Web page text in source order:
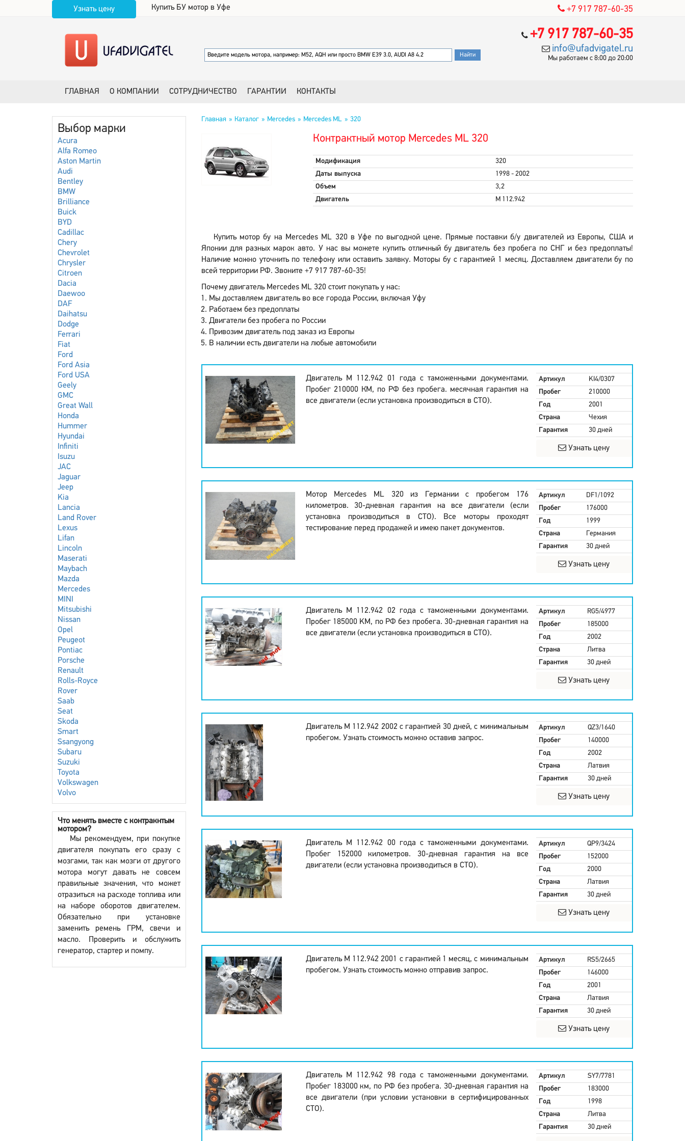
Узнать цену Купить БУ мотор в Уфе +7 917 787-60-35
+7 917 787-60-35
info@ufadvigatel.ru
Мы работаем с 8:00 до 20:00
ГЛАВНАЯ О КОМПАНИИ СОТРУДНИЧЕСТВО ГАРАНТИИ КОНТАКТЫ
Выбор марки
Acura
Alfa Romeo
Aston Martin
Audi
Bentley
BMW
Brilliance
Buick
BYD
Cadillac
Chery
Chevrolet
Chrysler
Citroen
Dacia
Daewoo
DAF
Daihatsu
Dodge
Ferrari
Fiat
Ford
Ford Asia
Ford USA
Geely
GMC
Great Wall
Honda
Hummer
Hyundai
Infiniti
Isuzu
JAC
Jaguar
Jeep
Kia
Lancia
Land Rover
Lexus
Lifan
Lincoln
Maserati
Maybach
Mazda
Mercedes
MINI
Mitsubishi
Nissan
Opel
Peugeot
Pontiac
Porsche
Renault
Rolls-Royce
Rover
Saab
Seat
Skoda
Smart
Ssangyong
Subaru
Suzuki
Toyota
Volkswagen
Volvo
Что менять вместе с контракнтым
мотором?
Мы рекомендуем, при покупке
двигателя покупать его сразу с
мозгами, так как мозги от другого
мотора могут давать не совсем
правильные значения, что может
отразиться на расходе топлива или
на наборе оборотов двигателем.
Обязательно при установке
заменить ремень ГРМ, свечи и
масло. Проверить и обслужить
генератор, стартер и помпу.
Главная Каталог Mercedes Mercedes ML 320
Контрактный мотор Mercedes ML 320
Модификация
320
Даты выпуска
1998 - 2002
Объем
3,2
Двигатель
M 112.942
Купить мотор бу на Mercedes ML 320 в Уфе по выгодной цене. Прямые поставки б/у двигателей из Европы, США и
Японии для разных марок авто. У нас вы можете купить отличный бу двигатель без пробега по СНГ и без предоплаты!
Наличие можно уточнить по телефону или оставить заявку. Моторы бу с гарантией 1 месяц. Доставляем двигатели бу по
всей территории РФ. Звоните +7 917 787-60-35!
Почему двигатель Mercedes ML 320 стоит покупать у нас:
Мы доставляем двигатель во все города России, включая Уфу
Работаем без предоплаты
Двигатели без пробега по России
Привозим двигатель под заказ из Европы
В наличии есть двигатели на любые автомобили
Двигатель M 112.942 01 года с таможенными документами.
Пробег 210000 КМ, по РФ без пробега. месячная гарантия на
все двигатели (если установка производиться в СТО).
Артикул
KI4/0307
Пробег
210000
Год
2001
Страна
Чехия
Гарантия
30 дней
Узнать цену
Мотор Mercedes ML 320 из Германии с пробегом 176
километров. 30-дневная гарантия на все двигатели (если
установка производиться в СТО). Все моторы проходят
тестирование перед продажей и имею пакет документов.
Артикул
DF1/1092
Пробег
176000
Год
1999
Страна
Германия
Гарантия
30 дней
Узнать цену
Двигатель M 112.942 02 года с таможенными документами.
Пробег 185000 KM, по РФ без пробега. 30-дневная гарантия на
все двигатели (если установка производиться в СТО).
Артикул
RG5/4977
Пробег
185000
Год
2002
Страна
Литва
Гарантия
30 дней
Узнать цену
Двигатель M 112.942 2002 с гарантией 30 дней, с минимальным
пробегом. Узнать стоимость можно оставив запрос.
Артикул
QZ3/1640
Пробег
140000
Год
2002
Страна
Латвия
Гарантия
30 дней
Узнать цену
Двигатель M 112.942 00 года с таможенными документами.
Пробег 152000 километров. 30-дневная гарантия на все
двигатели (если установка производиться в СТО).
Артикул
QP9/3424
Пробег
152000
Год
2000
Страна
Латвия
Гарантия
30 дней
Узнать цену
Двигатель M 112.942 2001 с гарантией 1 месяц, с минимальным
пробегом. Узнать стоимость можно отправив запрос.
Артикул
RS5/2665
Пробег
146000
Год
2001
Страна
Латвия
Гарантия
30 дней
Узнать цену
Двигатель M 112.942 98 года с таможенными документами.
Пробег 183000 км, по РФ без пробега. 30-дневная гарантия на
все двигатели (при условии установки в сертифицированных
СТО).
Артикул
SY7/7781
Пробег
183000
Год
1998
Страна
Литва
Гарантия
30 дней